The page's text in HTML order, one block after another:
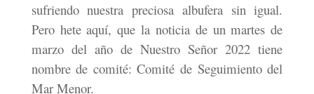
sufriendo nuestra preciosa albufera sin igual.
Pero hete aquí, que la noticia de un martes de
marzo del año de Nuestro Señor 2022 tiene
nombre de comité: Comité de Seguimiento del
Mar Menor.